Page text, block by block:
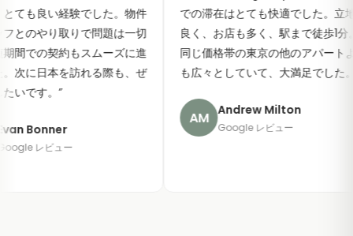
した。物件
問題は一切
ムーズに進
る際も、ぜ
での滞在はとても快適でした。立地が
良く、お店も多く、駅まで徒歩1分。
同じ価格帯の東京の他のアパートより
も広々としていて、大満足でした。”
Andrew Milton
Google レビュー
ました
フは24
に解決
ベート